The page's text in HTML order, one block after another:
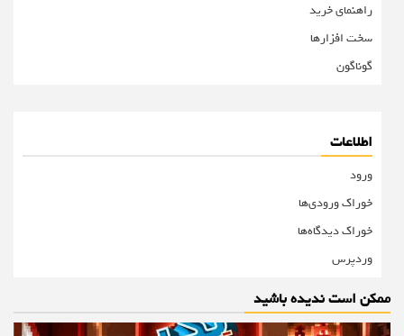
راهنمای خرید
سخت افزارها
گوناگون
اطلاعات
ورود
خوراک ورودی‌ها
خوراک دیدگاه‌ها
وردپرس
ممکن است ندیده باشید